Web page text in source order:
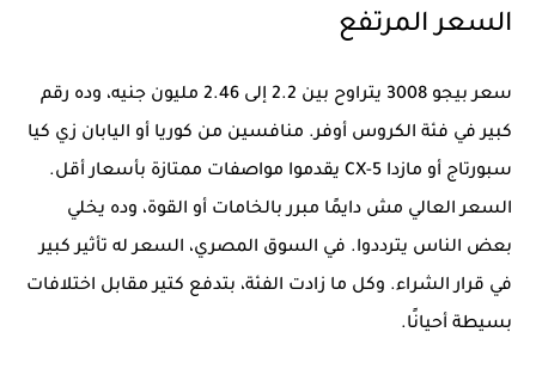
السعر المرتفع
سعر بيجو 3008 يتراوح بين 2.2 إلى 2.46 مليون جنيه، وده رقم
كبير في فئة الكروس أوفر. منافسين من كوريا أو اليابان زي كيا
سبورتاج أو مازدا CX-5 يقدموا مواصفات ممتازة بأسعار أقل.
السعر العالي مش دايمًا مبرر بالخامات أو القوة، وده يخلي
بعض الناس يترددوا. في السوق المصري، السعر له تأثير كبير
في قرار الشراء. وكل ما زادت الفئة، بتدفع كتير مقابل اختلافات
بسيطة أحيانًا.